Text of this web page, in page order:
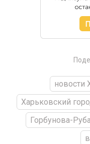
новости
Харьковский
Горбунова-